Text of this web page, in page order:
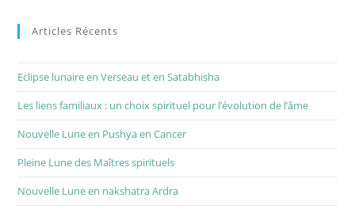
Articles Récents
Eclipse lunaire en Verseau et en Satabhisha
Les liens familiaux : un choix spirituel pour l’évolution de l’âme
Nouvelle Lune en Pushya en Cancer
Pleine Lune des Maîtres spirituels
Nouvelle Lune en nakshatra Ardra